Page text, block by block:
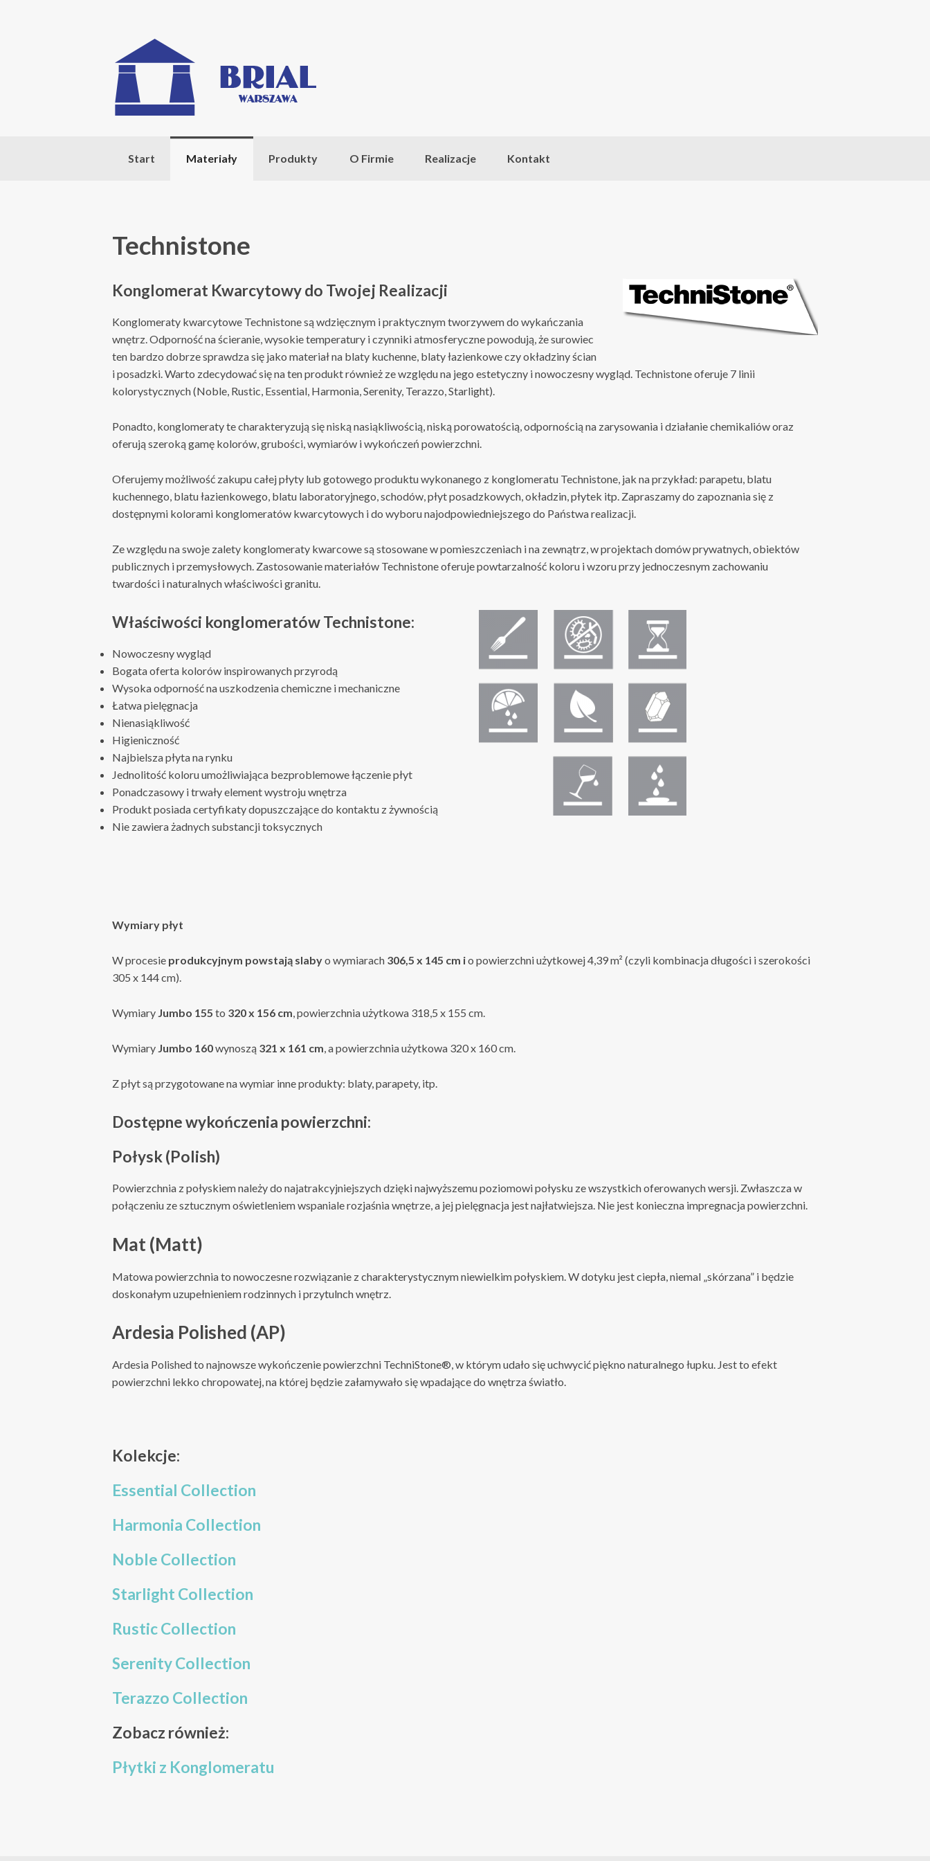
Start Materiały Produkty O Firmie Realizacje Kontakt
Technistone
Konglomerat Kwarcytowy do Twojej Realizacji
Konglomeraty kwarcytowe Technistone są wdzięcznym i praktycznym tworzywem do wykańczania
wnętrz. Odporność na ścieranie, wysokie temperatury i czynniki atmosferyczne powodują, że surowiec
ten bardzo dobrze sprawdza się jako materiał na blaty kuchenne, blaty łazienkowe czy okładziny ścian
i posadzki. Warto zdecydować się na ten produkt również ze względu na jego estetyczny i nowoczesny wygląd. Technistone oferuje 7 linii
kolorystycznych (Noble, Rustic, Essential, Harmonia, Serenity, Terazzo, Starlight).
Ponadto, konglomeraty te charakteryzują się niską nasiąkliwością, niską porowatością, odpornością na zarysowania i działanie chemikaliów oraz
oferują szeroką gamę kolorów, grubości, wymiarów i wykończeń powierzchni.
Oferujemy możliwość zakupu całej płyty lub gotowego produktu wykonanego z konglomeratu Technistone, jak na przykład: parapetu, blatu
kuchennego, blatu łazienkowego, blatu laboratoryjnego, schodów, płyt posadzkowych, okładzin, płytek itp. Zapraszamy do zapoznania się z
dostępnymi kolorami konglomeratów kwarcytowych i do wyboru najodpowiedniejszego do Państwa realizacji.
Ze względu na swoje zalety konglomeraty kwarcowe są stosowane w pomieszczeniach i na zewnątrz, w projektach domów prywatnych, obiektów
publicznych i przemysłowych. Zastosowanie materiałów Technistone oferuje powtarzalność koloru i wzoru przy jednoczesnym zachowaniu
twardości i naturalnych właściwości granitu.
Właściwości konglomeratów Technistone:
Nowoczesny wygląd
Bogata oferta kolorów inspirowanych przyrodą
Wysoka odporność na uszkodzenia chemiczne i mechaniczne
Łatwa pielęgnacja
Nienasiąkliwość
Higieniczność
Najbielsza płyta na rynku
Jednolitość koloru umożliwiająca bezproblemowe łączenie płyt
Ponadczasowy i trwały element wystroju wnętrza
Produkt posiada certyfikaty dopuszczające do kontaktu z żywnością
Nie zawiera żadnych substancji toksycznych
Wymiary płyt
W procesie produkcyjnym powstają slabyo wymiarach 306,5 x 145 cm io powierzchni użytkowej 4,39 m² (czyli kombinacja długości i szerokości
305 x 144 cm).
Wymiary Jumbo 155 to 320 x 156 cm, powierzchnia użytkowa 318,5 x 155 cm.
Wymiary Jumbo 160wynoszą 321 x 161 cm, a powierzchnia użytkowa 320 x 160 cm.
Z płyt są przygotowane na wymiar inne produkty: blaty, parapety, itp.
Dostępne wykończenia powierzchni:
Połysk (Polish)
Powierzchnia z połyskiem należy do najatrakcyjniejszych dzięki najwyższemu poziomowi połysku ze wszystkich oferowanych wersji. Zwłaszcza w
połączeniu ze sztucznym oświetleniem wspaniale rozjaśnia wnętrze, a jej pielęgnacja jest najłatwiejsza. Nie jest konieczna impregnacja powierzchni.
Mat (Matt)
Matowa powierzchnia to nowoczesne rozwiązanie z charakterystycznym niewielkim połyskiem. W dotyku jest ciepła, niemal „skórzana” i będzie
doskonałym uzupełnieniem rodzinnych i przytulnch wnętrz.
Ardesia Polished (AP)
Ardesia Polished to najnowsze wykończenie powierzchni TechniStone®, w którym udało się uchwycić piękno naturalnego łupku. Jest to efekt
powierzchni lekko chropowatej, na której będzie załamywało się wpadające do wnętrza światło.
Kolekcje:
Essential Collection
Harmonia Collection
Noble Collection
Starlight Collection
Rustic Collection
Serenity Collection
Terazzo Collection
Zobacz również:
Płytki z Konglomeratu